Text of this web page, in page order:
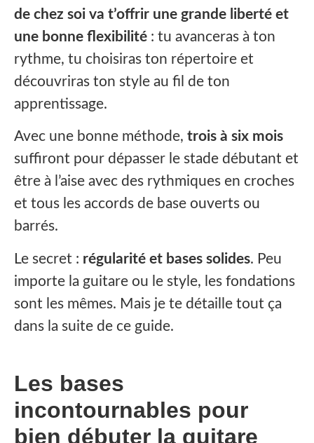
de chez soi va t’offrir une grande liberté et
une bonne flexibilité : tu avanceras à ton
rythme, tu choisiras ton répertoire et
découvriras ton style au fil de ton
apprentissage.
Avec une bonne méthode, trois à six mois
suffiront pour dépasser le stade débutant et
être à l’aise avec des rythmiques en croches
et tous les accords de base ouverts ou
barrés.
Le secret : régularité et bases solides. Peu
importe la guitare ou le style, les fondations
sont les mêmes. Mais je te détaille tout ça
dans la suite de ce guide.
Les bases
incontournables pour
bien débuter la guitare